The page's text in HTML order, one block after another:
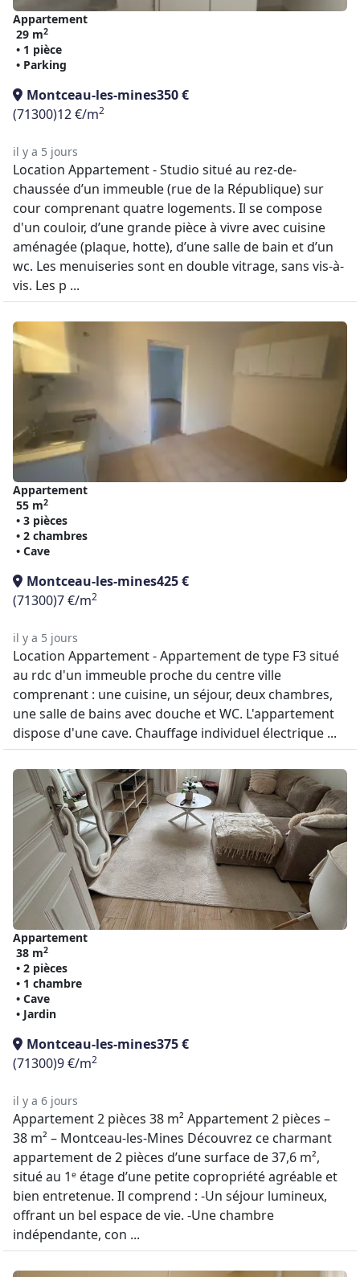
Appartement
29 m2
• 1 pièce
• Parking
Montceau-les-mines350 €
(71300)12 €/m2
il y a 5 jours
Location Appartement - Studio situé au rez-de-
chaussée d’un immeuble (rue de la République) sur
cour comprenant quatre logements. Il se compose
d'un couloir, d’une grande pièce à vivre avec cuisine
aménagée (plaque, hotte), d’une salle de bain et d’un
wc. Les menuiseries sont en double vitrage, sans vis-à-
vis. Les p ...
Appartement
55 m2
• 3 pièces
• 2 chambres
• Cave
Montceau-les-mines425 €
(71300)7 €/m2
il y a 5 jours
Location Appartement - Appartement de type F3 situé
au rdc d'un immeuble proche du centre ville
comprenant : une cuisine, un séjour, deux chambres,
une salle de bains avec douche et WC. L'appartement
dispose d'une cave. Chauffage individuel électrique ...
Appartement
38 m2
• 2 pièces
• 1 chambre
• Cave
• Jardin
Montceau-les-mines375 €
(71300)9 €/m2
il y a 6 jours
Appartement 2 pièces 38 m² Appartement 2 pièces –
38 m² – Montceau-les-Mines Découvrez ce charmant
appartement de 2 pièces d’une surface de 37,6 m²,
situé au 1ᵉ étage d’une petite copropriété agréable et
bien entretenue. Il comprend : -Un séjour lumineux,
offrant un bel espace de vie. -Une chambre
indépendante, con ...